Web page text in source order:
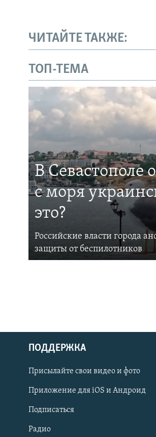
Українською
Qırımtatar
ПРИСОЕДИНЯЙТЕСЬ!
ЧИТАЙТЕ ТАКЖЕ:
ТОП-ТЕМА
В Севастополе
с моря
это?
Российские власти города
защиты от беспилотников
ПОДДЕРЖКА
Присылайте свои видео и фото
Приложение для iOS и Андроид
Подписаться
Радио